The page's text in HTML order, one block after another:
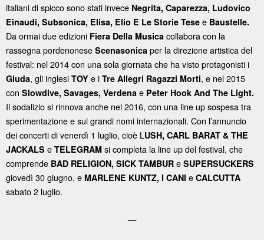
italiani di spicco sono stati invece Negrita, Caparezza, Ludovico
Einaudi, Subsonica, Elisa, Elio E Le Storie Tese e Baustelle.
Da ormai due edizioni Fiera Della Musica collabora con la
rassegna pordenonese Scenasonica per la direzione artistica del
festival: nel 2014 con una sola giornata che ha visto protagonisti i
Giuda, gli inglesi TOY e i Tre Allegri Ragazzi Morti, e nel 2015
con Slowdive, Savages, Verdena e Peter Hook And The Light.
Il sodalizio si rinnova anche nel 2016, con una line up sospesa tra
sperimentazione e sui grandi nomi internazionali. Con l’annuncio
dei concerti di venerdì 1 luglio, cioè LUSH, CARL BARAT & THE
JACKALS e TELEGRAM si completa la line up del festival, che
comprende BAD RELIGION, SICK TAMBUR e SUPERSUCKERS
giovedì 30 giugno, e MARLENE KUNTZ, I CANI e CALCUTTA
sabato 2 luglio.
—